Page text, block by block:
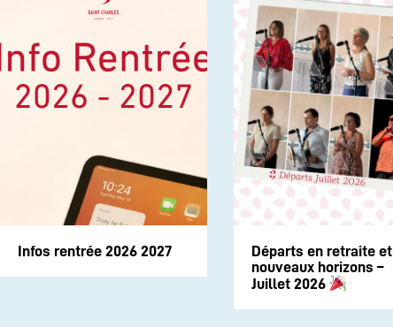
Infos rentrée 2026 2027
Départs en retraite et
nouveaux horizons –
Juillet 2026